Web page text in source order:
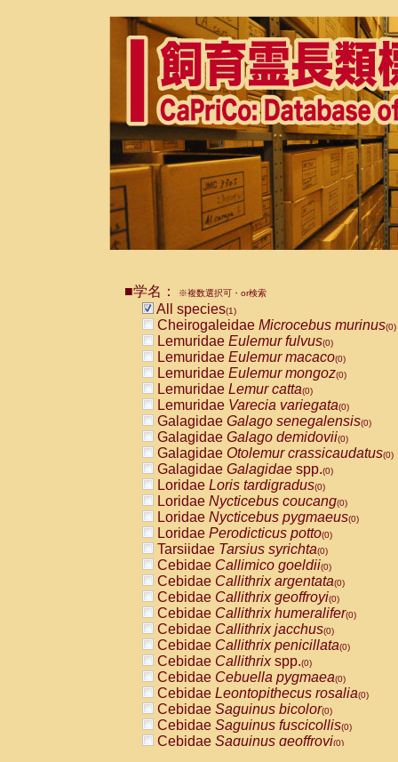
■学名： ※複数選択可・or検索
All species(1)
Cheirogaleidae Microcebus murinus(0)
Lemuridae Eulemur fulvus(0)
Lemuridae Eulemur macaco(0)
Lemuridae Eulemur mongoz(0)
Lemuridae Lemur catta(0)
Lemuridae Varecia variegata(0)
Galagidae Galago senegalensis(0)
Galagidae Galago demidovii(0)
Galagidae Otolemur crassicaudatus(0)
Galagidae Galagidae spp.(0)
Loridae Loris tardigradus(0)
Loridae Nycticebus coucang(0)
Loridae Nycticebus pygmaeus(0)
Loridae Perodicticus potto(0)
Tarsiidae Tarsius syrichta(0)
Cebidae Callimico goeldii(0)
Cebidae Callithrix argentata(0)
Cebidae Callithrix geoffroyi(0)
Cebidae Callithrix humeralifer(0)
Cebidae Callithrix jacchus(0)
Cebidae Callithrix penicillata(0)
Cebidae Callithrixspp.(0)
Cebidae Cebuella pygmaea(0)
Cebidae Leontopithecus rosalia(0)
Cebidae Saguinus bicolor(0)
Cebidae Saguinus fuscicollis(0)
Cebidae Saguinus geoffroyi(0)